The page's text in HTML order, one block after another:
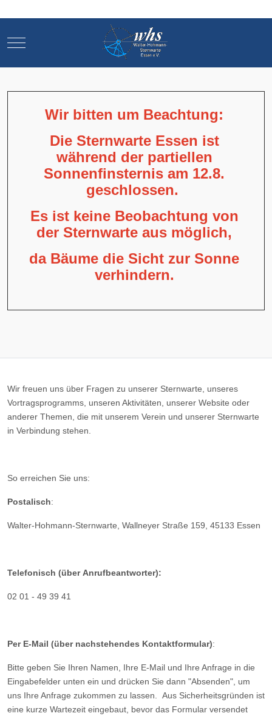
Mobile Menu Toggle
Wir bitten um Beachtung:
Die Sternwarte Essen ist
während der partiellen
Sonnenfinsternis am 12.8.
geschlossen.
Es ist keine Beobachtung von
der Sternwarte aus möglich,
da Bäume die Sicht zur Sonne
verhindern.
Wir freuen uns über Fragen zu unserer Sternwarte, unseres
Vortragsprogramms, unseren Aktivitäten, unserer Website oder
anderer Themen, die mit unserem Verein und unserer Sternwarte
in Verbindung stehen.
So erreichen Sie uns:
Postalisch:
Walter-Hohmann-Sternwarte, Wallneyer Straße 159, 45133 Essen
Telefonisch (über Anrufbeantworter):
02 01 - 49 39 41
Per E-Mail (über nachstehendes Kontaktformular):
Bitte geben Sie Ihren Namen, Ihre E-Mail und Ihre Anfrage in die
Eingabefelder unten ein und drücken Sie dann "Absenden", um
uns Ihre Anfrage zukommen zu lassen. Aus Sicherheitsgründen ist
eine kurze Wartezeit eingebaut, bevor das Formular versendet